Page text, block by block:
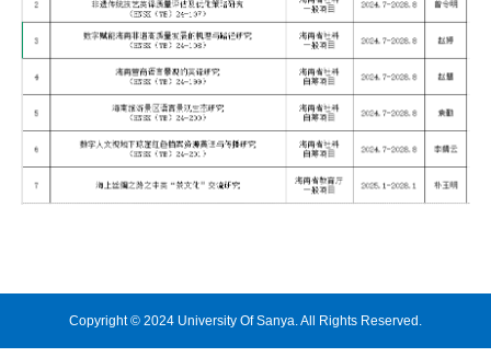
Copyright © 2024 University Of Sanya. All Rights Reserved.